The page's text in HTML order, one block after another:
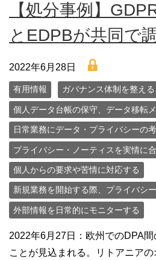
【処分事例】
とEDPBが共同で
2022年6月28日 lock
有用情報 ガバナンス体制を整える
個人データ台帳の保守、データ移転
日常業務にデータ・プライバシーの
プライバシー・ノーティスを実情に
個人からの要求や苦情に対応する
新規業務を開始する際、プライバシ
外部情報を日常的にモニターする
2022年6月27日：欧州でのDPA
ことが見込まれる。リトアニア